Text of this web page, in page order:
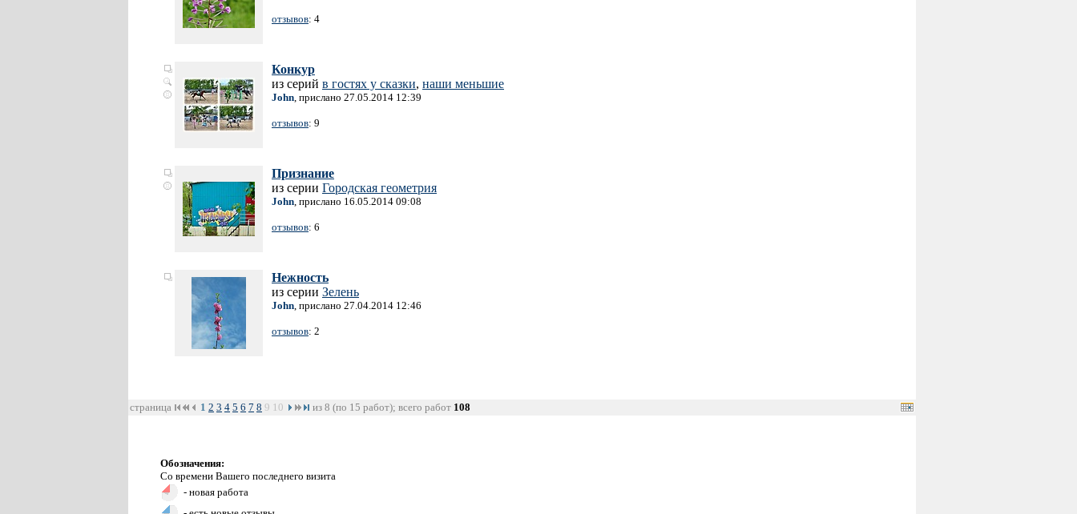
отзывов: 4
Конкур
из серий в гостях у сказки, наши меньшие
John, прислано 27.05.2014 12:39
отзывов: 9
Признание
из серии Городская геометрия
John, прислано 16.05.2014 09:08
отзывов: 6
Нежность
из серии Зелень
John, прислано 27.04.2014 12:46
отзывов: 2
страница 1 2 3 4 5 6 7 8 9 10 из 8 (по 15 работ); всего работ 108
Обозначения:
Со времени Вашего последнего визита
- новая работа